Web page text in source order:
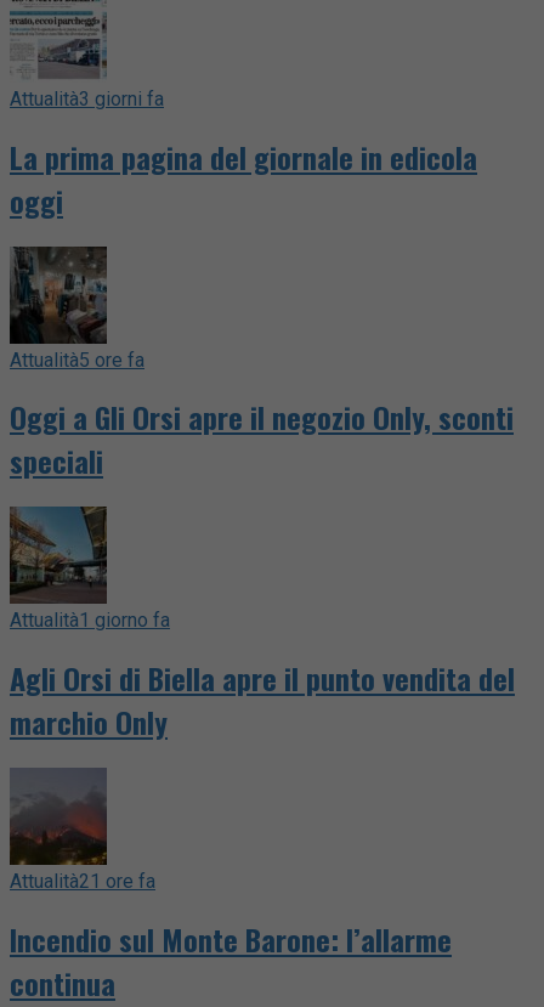
Attualità3 giorni fa
La prima pagina del giornale in edicola
oggi
Attualità5 ore fa
Oggi a Gli Orsi apre il negozio Only, sconti
speciali
Attualità1 giorno fa
Agli Orsi di Biella apre il punto vendita del
marchio Only
Attualità21 ore fa
Incendio sul Monte Barone: l’allarme
continua